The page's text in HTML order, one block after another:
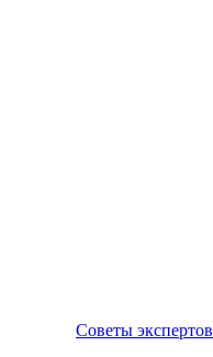
Советы экспертов